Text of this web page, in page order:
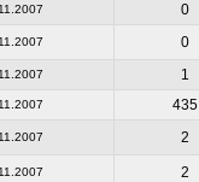
0
0
1
435
2
2